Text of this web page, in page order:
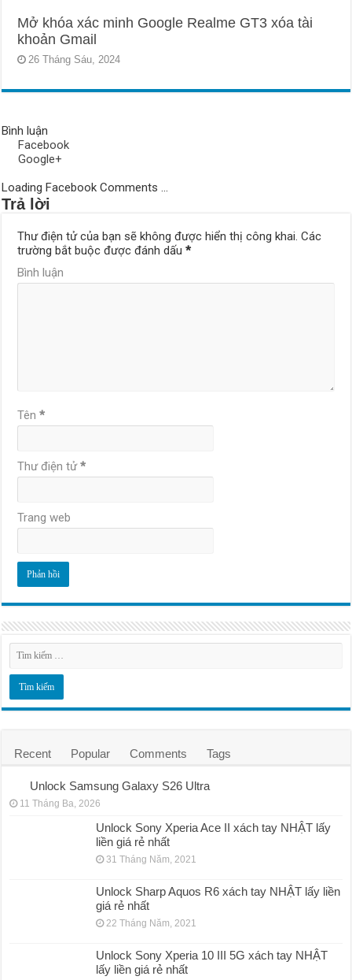
Mở khóa xác minh Google Realme GT3 xóa tài
khoản Gmail
26 Tháng Sáu, 2024
Bình luận
Facebook
Google+
Loading Facebook Comments ...
Trả lời
Thư điện tử của bạn sẽ không được hiển thị công khai. Các
trường bắt buộc được đánh dấu*
Bình luận
Tên*
Thư điện tử*
Trang web
Recent Popular Comments Tags
Unlock Samsung Galaxy S26 Ultra
11 Tháng Ba, 2026
Unlock Sony Xperia Ace II xách tay NHẬT lấy
liền giá rẻ nhất
31 Tháng Năm, 2021
Unlock Sharp Aquos R6 xách tay NHẬT lấy liền
giá rẻ nhất
22 Tháng Năm, 2021
Unlock Sony Xperia 10 III 5G xách tay NHẬT
lấy liền giá rẻ nhất